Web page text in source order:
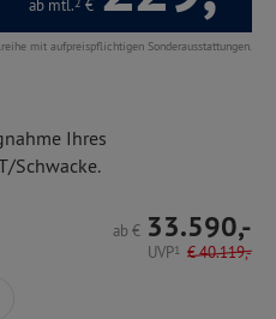
ab mtl.2 €
mit aufpreispflichtigen Sonderausstattungen.
Ihres
Schwacke.
ab € 33.590,-
UVP1 €40.119,-